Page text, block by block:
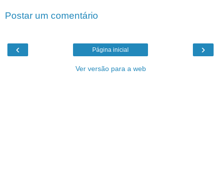
Postar um comentário
‹ ›
Página inicial
Ver versão para a web